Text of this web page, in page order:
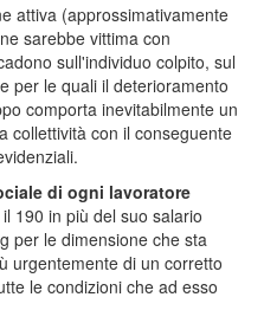
attiva (approssimativamente
sarebbe vittima con
sull'individuo colpito, sul
per le quali il deterioramento
comporta inevitabilmente un
collettività con il conseguente
di ogni lavoratore
190 in più del suo salario
per le dimensione che sta
urgentemente di un corretto
le condizioni che ad esso